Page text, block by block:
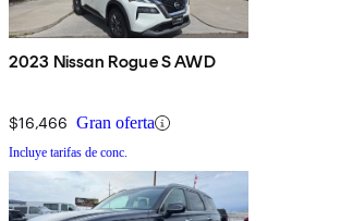
2023 Nissan Rogue S AWD
$16,466 Gran oferta
Incluye tarifas de conc.